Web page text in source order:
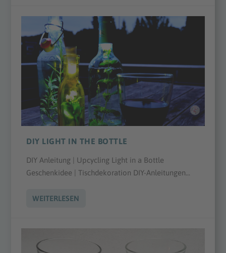
DIY LIGHT IN THE BOTTLE
DIY Anleitung | Upcycling Light in a Bottle
Geschenkidee | Tischdekoration DIY-Anleitungen...
WEITERLESEN